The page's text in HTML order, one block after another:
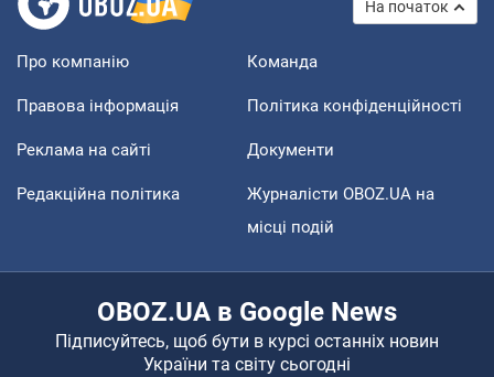
На початок
Про компанію Команда
Правова інформація Політика конфіденційності
Реклама на сайті Документи
Редакційна політика
Журналісти OBOZ.UA на
місці подій
OBOZ.UA в Google News
Підписуйтесь, щоб бути в курсі останніх новин
України та світу сьогодні